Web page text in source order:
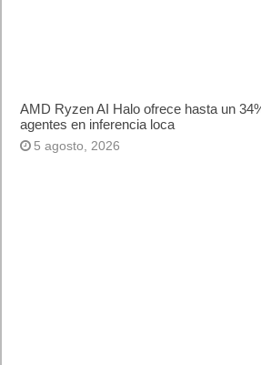
AMD Ryzen AI Halo ofrece hasta un
agentes en inferencia loca
5 agosto, 2026